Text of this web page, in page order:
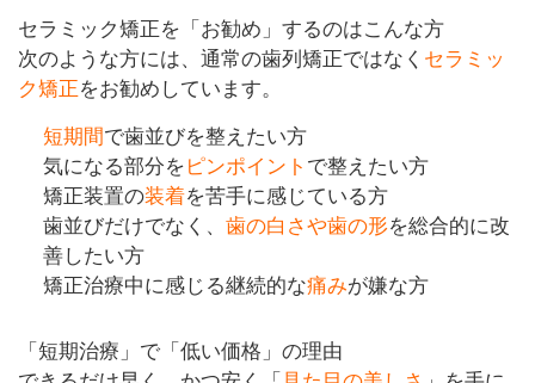
セラミック矯正を「お勧め」するのはこんな方
次のような方には、通常の歯列矯正ではなく セラミッ
ク矯正をお勧めしています。
短期間で歯並びを整えたい方
気になる部分を ピンポイント で整えたい方
矯正装置の装着を苦手に感じている方
歯並びだけでなく、 歯の白さや歯の形を総合的に改
善したい方
矯正治療中に感じる継続的な痛みが嫌な方
「短期治療」で「低い価格」の理由